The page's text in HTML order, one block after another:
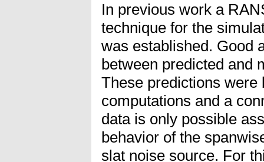
In previous work a
technique for the
was established. Good
between predicted and
These predictions were
computations and a
data is only possible
behavior of the
slat noise source. For